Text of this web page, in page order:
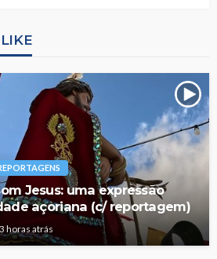
Jesus: uma expressão
açoriana (c/ reportagem)
3 horas atrás